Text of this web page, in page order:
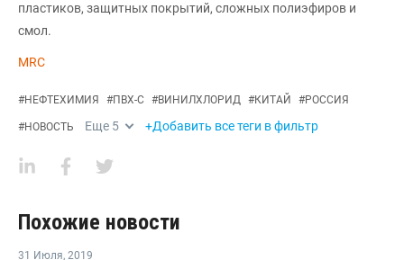
пластиков, защитных покрытий, сложных полиэфиров и
смол.
MRC
#НЕФТЕХИМИЯ #ПВХ-С #ВИНИЛХЛОРИД #КИТАЙ #РОССИЯ
#НОВОСТЬ Еще 5 +Добавить все теги в фильтр
Похожие новости
31 Июля, 2019